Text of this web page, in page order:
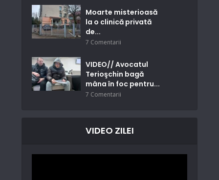
Moarte misterioasă
la o clinică privată
de...
7 Comentarii
VIDEO// Avocatul
Terioşchin bagă
mâna în foc pentru...
7 Comentarii
VIDEO ZILEI